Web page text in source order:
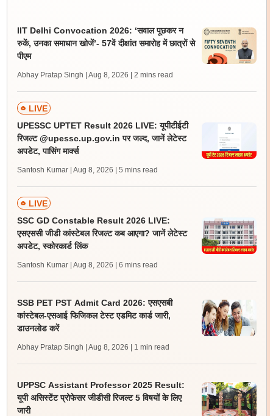
IIT Delhi Convocation 2026: ‘सवाल पूछकर न
रुकें, उनका समाधान खोजें’- 57वें दीक्षांत समारोह में छात्रों से
पीएम
Abhay Pratap Singh | Aug 8, 2026 | 2 mins read
LIVE
UPESSC UPTET Result 2026 LIVE: यूपीटीईटी
रिजल्ट @upessc.up.gov.in पर जल्द, जानें लेटेस्ट
अपडेट, पासिंग मार्क्स
Santosh Kumar | Aug 8, 2026 | 5 mins read
LIVE
SSC GD Constable Result 2026 LIVE:
एसएससी जीडी कांस्टेबल रिजल्ट कब आएगा? जानें लेटेस्ट
अपडेट, स्कोरकार्ड लिंक
Santosh Kumar | Aug 8, 2026 | 6 mins read
SSB PET PST Admit Card 2026: एसएसबी
कांस्टेबल-एसआई फिजिकल टेस्ट एडमिट कार्ड जारी,
डाउनलोड करें
Abhay Pratap Singh | Aug 8, 2026 | 1 min read
UPPSC Assistant Professor 2025 Result:
यूपी असिस्टेंट प्रोफेसर जीडीसी रिजल्ट 5 विषयों के लिए
जारी